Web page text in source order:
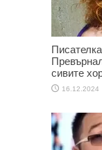
сивите
16.12.2024